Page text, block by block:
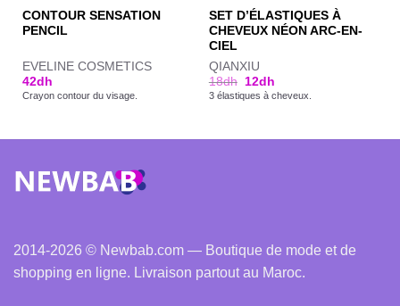
CONTOUR SENSATION
PENCIL
EVELINE COSMETICS
42dh
Crayon contour du visage.
SET D’ÉLASTIQUES À
CHEVEUX NÉON ARC-EN-
CIEL
QIANXIU
18dh 12dh
3 élastiques à cheveux.
2014-2026 © Newbab.com — Boutique de mode et de
shopping en ligne. Livraison partout au Maroc.